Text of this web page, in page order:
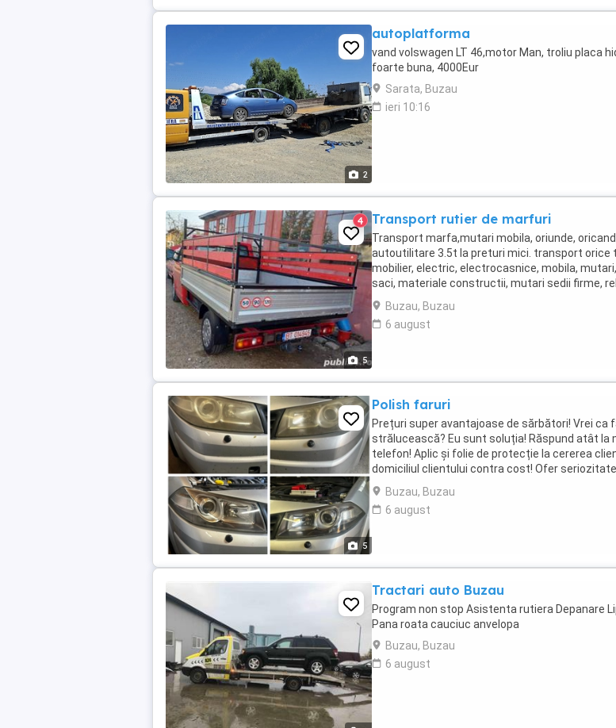
2
autoplatforma
vand volswagen LT 46,motor Man, troliu placa
foarte buna, 4000Eur
Sarata, Buzau
ieri 10:16
5
4 Transport rutier de marfuri
Transport marfa,mutari mobila, oriunde,
autoutilitare 3.5t la preturi mici. transport orice
mobilier, electric, electrocasnice, mobila,
saci, materiale constructii, mutari sedii firme,
demontam si mobtam ...
Buzau, Buzau
6 august
5
Polish faruri
Prețuri super avantajoase de sărbători! Vrei ca
strălucească? Eu sunt soluția! Răspund atât la
telefon! Aplic și folie de protecție la cererea
domiciliul clientului contra cost! Ofer
întrebare este ...
Buzau, Buzau
6 august
Tractari auto Buzau
Program non stop Asistenta rutiera Depanare
Pana roata cauciuc anvelopa
Buzau, Buzau
6 august